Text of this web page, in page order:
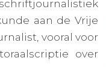
aan de Vrije
vooral voor
over